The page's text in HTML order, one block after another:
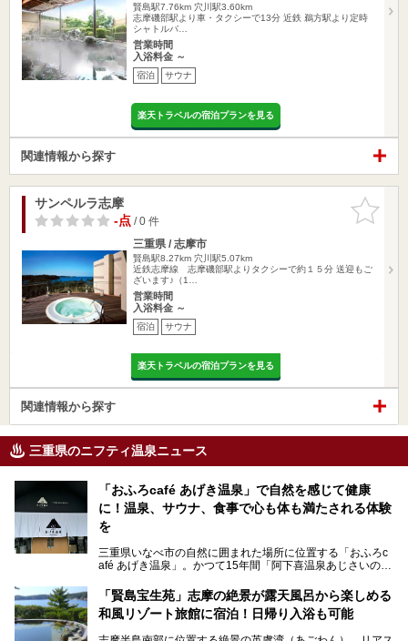
賢島駅7.76km 穴川駅3.60km
志摩磯部駅より車・タクシーで13分 近鉄 鵜方駅より定時
シャトルバ…
営業時間
入浴料金 ～
宿泊 サウナ
楽天トラベルの宿泊プランを見る
関連情報から探す
お気に入
りに追加
サンペルラ志摩
-点/ 0 件
三重県 / 志摩市
賢島駅8.27km 穴川駅5.07km
近鉄志摩線 志摩磯部駅よりタクシーで約１５分 送迎もご
ざいます♪（1…
営業時間
入浴料金 ～
宿泊 サウナ
楽天トラベルの宿泊プランを見る
関連情報から探す
三重県のニフティ温泉ニュース
「おふろcafé あげき温泉」で自然を感じて健康
に！温泉、サウナ、食事で心も体も満たされる体験
を
三重県いなべ市の自然に囲まれた場所に位置する「おふろc
afé あげき温泉」。かつて15年間「阿下喜温泉あじさいの
泊が楽しめる施設として2024年4月に新しく生まれ変わりま
した！
「賢島宝生苑」志摩の絶景が露天風呂から楽しめる
和風リゾート旅館に宿泊！日帰り入浴も可能